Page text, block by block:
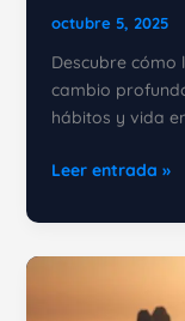
octubre 5, 2025
Descubre
cambio
hábitos y vida
PNL
Cambio
Profundo:
Leer entrada »